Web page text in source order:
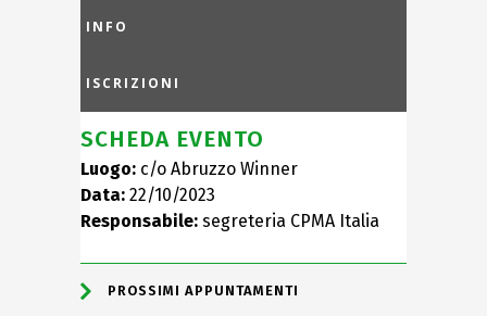
INFO
ISCRIZIONI
SCHEDA EVENTO
Luogo: c/o Abruzzo Winner
Data: 22/10/2023
Responsabile: segreteria CPMA Italia
PROSSIMI APPUNTAMENTI